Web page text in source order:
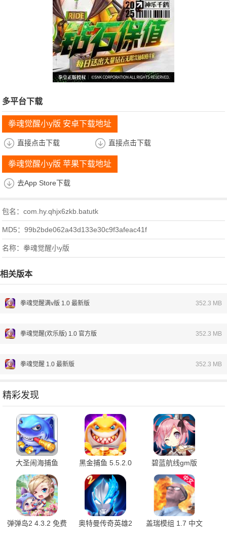
多平台下载
拳魂觉醒小y版 安卓下载地址
直接点击下载 直接点击下载
拳魂觉醒小y版 苹果下载地址
去App Store下载
包名：com.hy.qhjx6zkb.batutk
MD5：99b2bde062a43d133e30c9f3afeac41f
名称：拳魂觉醒小y版
相关版本
拳魂觉醒满v版 1.0 最新版 352.3 MB
拳魂觉醒(欢乐版) 1.0 官方版 352.3 MB
拳魂觉醒 1.0 最新版 352.3 MB
精彩发现
大圣闹海捕鱼
1.0.1 最新版
黑金捕鱼 5.5.2.0
免费版
碧蓝航线gm版
9.7.10 安卓版
弹弹岛2 4.3.2 免费
奥特曼传奇英雄2
盖瑞模组 1.7 中文